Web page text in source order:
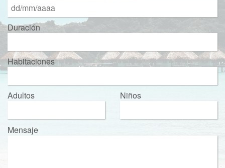
Duración
Habitaciones
Adultos Niños
Mensaje